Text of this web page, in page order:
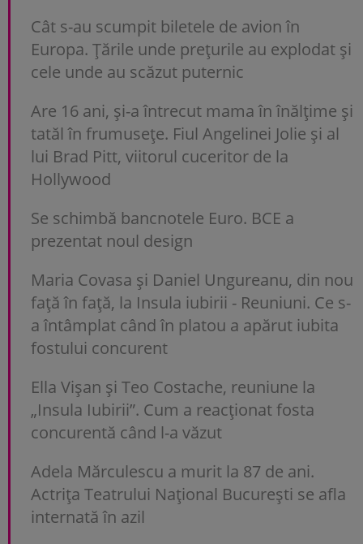
Cât s-au scumpit biletele de avion în
Europa. Țările unde prețurile au explodat și
cele unde au scăzut puternic
Are 16 ani, și-a întrecut mama în înălțime și
tatăl în frumusețe. Fiul Angelinei Jolie și al
lui Brad Pitt, viitorul cuceritor de la
Hollywood
Se schimbă bancnotele Euro. BCE a
prezentat noul design
Maria Covasa și Daniel Ungureanu, din nou
față în față, la Insula iubirii - Reuniuni. Ce s-
a întâmplat când în platou a apărut iubita
fostului concurent
Ella Vișan și Teo Costache, reuniune la
„Insula Iubirii”. Cum a reacționat fosta
concurentă când l-a văzut
Adela Mărculescu a murit la 87 de ani.
Actrița Teatrului Național București se afla
internată în azil